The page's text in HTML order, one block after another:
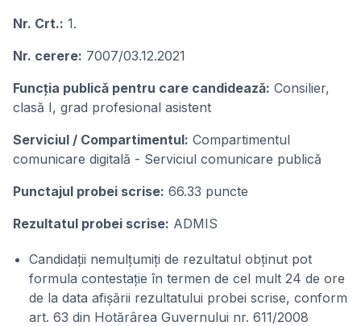
Nr. Crt.: 1.
Nr. cerere: 7007/03.12.2021
Funcţia publicǎ pentru care candideazǎ: Consilier,
clasă I, grad profesional asistent
Serviciul / Compartimentul: Compartimentul
comunicare digitală - Serviciul comunicare publică
Punctajul probei scrise: 66.33 puncte
Rezultatul probei scrise: ADMIS
Candidaţii nemulţumiţi de rezultatul obţinut pot
formula contestaţie în termen de cel mult 24 de ore
de la data afişării rezultatului probei scrise, conform
art. 63 din Hotărârea Guvernului nr. 611/2008